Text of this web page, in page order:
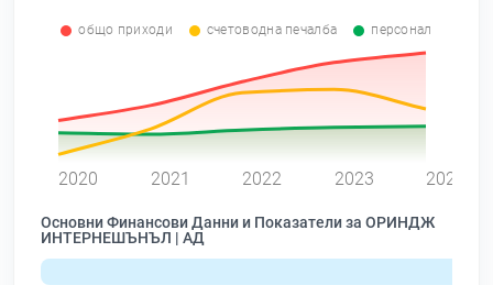
общо приходи счетоводна печалба персонал
2020 2021 2022 2023 2024
Основни Финансови Данни и Показатели за ОРИНДЖ
ИНТЕРНЕШЪНЪЛ | АД